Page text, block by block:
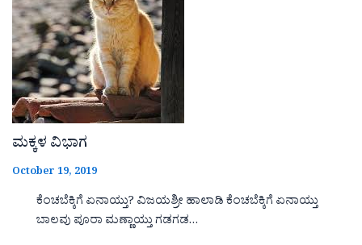
ಮಕ್ಕಳ ವಿಭಾಗ
October 19, 2019
ಕೆಂಚಬೆಕ್ಕಿಗೆ ಏನಾಯ್ತು? ವಿಜಯಶ್ರೀ ಹಾಲಾಡಿ ಕೆಂಚಬೆಕ್ಕಿಗೆ ಏನಾಯ್ತು
ಬಾಲವು ಪೂರಾ ಮಣ್ಣಾಯ್ತು ಗಡಗಡ…